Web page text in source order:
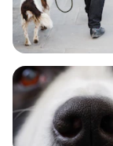
おでかけ